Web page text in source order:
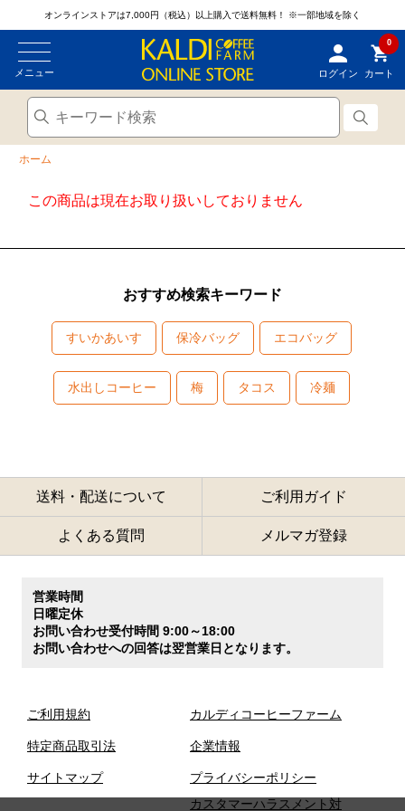
オンラインストアは7,000円（税込）以上購入で送料無料！ ※一部地域を除く
メニュー ログイン
0
カート
ホーム
この商品は現在お取り扱いしておりません
おすすめ検索キーワード
すいかあいす 保冷バッグ エコバッグ
水出しコーヒー 梅 タコス 冷麺
送料・配送について ご利用ガイド
よくある質問 メルマガ登録
営業時間
日曜定休
お問い合わせ受付時間 9:00～18:00
お問い合わせへの回答は翌営業日となります。
ご利用規約
特定商品取引法
サイトマップ
カルディコーヒーファーム
企業情報
プライバシーポリシー
カスタマーハラスメント対